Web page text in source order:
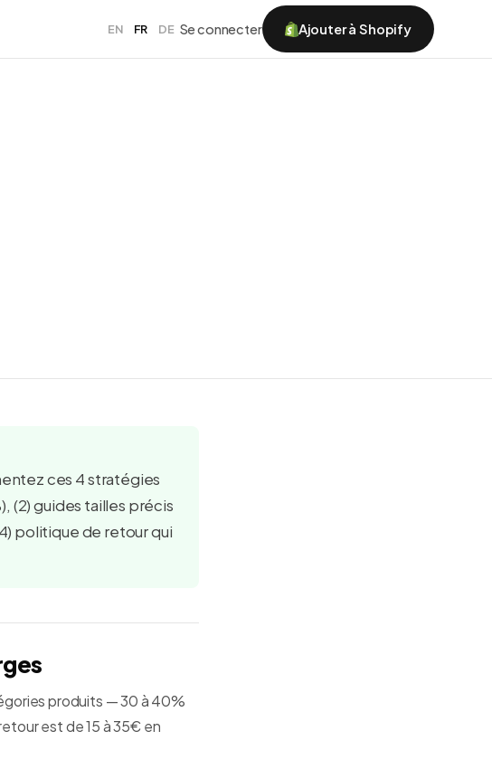
EN FR DE Se connecter Ajouter à Shopify
ces 4 stratégies
(2) guides tailles précis
politique de retour qui
produits — 30 à 40%
est de 15 à 35€ en